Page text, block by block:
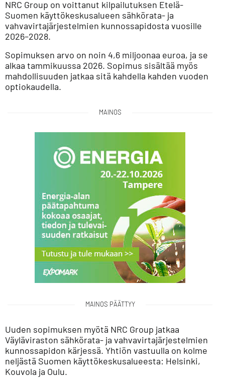
NRC Group on voittanut kilpailutuksen Etelä-
Suomen käyttökeskusalueen sähkörata- ja
vahvavirtajärjestelmien kunnossapidosta vuosille
2026–2028.
Sopimuksen arvo on noin 4,6 miljoonaa euroa, ja se
alkaa tammikuussa 2026. Sopimus sisältää myös
mahdollisuuden jatkaa sitä kahdella kahden vuoden
optiokaudella.
MAINOS
MAINOS PÄÄTTYY
Uuden sopimuksen myötä NRC Group jatkaa
Väyläviraston sähkörata- ja vahvavirtajärjestelmien
kunnossapidon kärjessä. Yhtiön vastuulla on kolme
neljästä Suomen käyttökeskusalueesta: Helsinki,
Kouvola ja Oulu.